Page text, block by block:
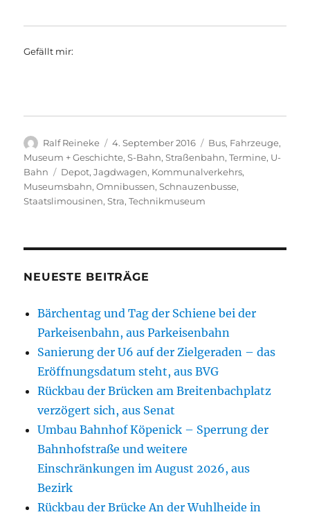
Gefällt mir:
Autor
Ralf Reineke
Veröffentlicht
am
4. September 2016 Kategorien
Bus, Fahrzeuge,
Museum + Geschichte,S-Bahn,Straßenbahn,Termine, U-
Bahn
Schlagwörter
Depot,Jagdwagen, Kommunalverkehrs,
Museumsbahn,Omnibussen,Schnauzenbusse,
Staatslimousinen,Stra,Technikmuseum
NEUESTE BEITRÄGE
Bärchentag und Tag der Schiene bei der
Parkeisenbahn, aus Parkeisenbahn
Sanierung der U6 auf der Zielgeraden – das
Eröffnungsdatum steht, aus BVG
Rückbau der Brücken am Breitenbachplatz
verzögert sich, aus Senat
Umbau Bahnhof Köpenick – Sperrung der
Bahnhofstraße und weitere
Einschränkungen im August 2026, aus
Bezirk
Rückbau der Brücke An der Wuhlheide in